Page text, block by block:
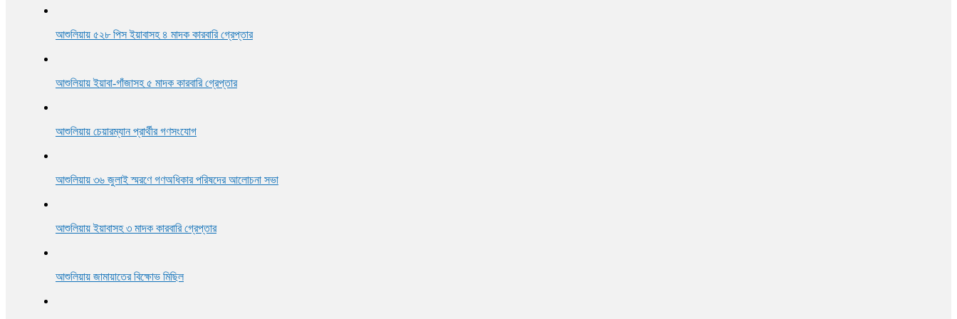
আশুলিয়ায় ৫২৮ পিস ইয়াবাসহ ৪ মাদক কারবারি গ্রেপ্তার
আশুলিয়ায় ইয়াবা-গাঁজাসহ ৫ মাদক কারবারি গ্রেপ্তার
আশুলিয়ায় চেয়ারম্যান প্রার্থীর গণসংযোগ
আশুলিয়ায় ৩৬ জুলাই স্মরণে গণঅধিকার পরিষদের আলোচনা সভা
আশুলিয়ায় ইয়াবাসহ ৩ মাদক কারবারি গ্রেপ্তার
আশুলিয়ায় জামায়াতের বিক্ষোভ মিছিল